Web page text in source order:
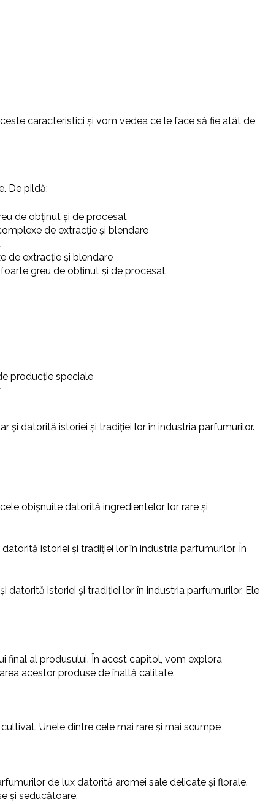
caracteristici și vom vedea ce le face să fie atât de
De pildă:
de obținut și de procesat
de extracție și blendare
de extracție și blendare
greu de obținut și de procesat
producție speciale
și datorită istoriei și tradiției lor în industria parfumurilor.
obișnuite datorită ingredientelor lor rare și
istoriei și tradiției lor în industria parfumurilor. În
istoriei și tradiției lor în industria parfumurilor. Ele
final al produsului. În acest capitol, vom explora
acestor produse de înaltă calitate.
Unele dintre cele mai rare și mai scumpe
de lux datorită aromei sale delicate și florale.
și seducătoare.